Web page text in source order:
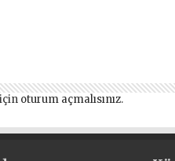
oturum açmalısınız.